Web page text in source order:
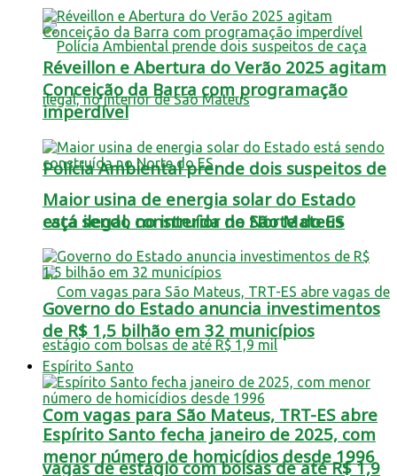
Polícia Ambiental prende dois suspeitos de
caça ilegal, no interior de São Mateus
Com vagas para São Mateus, TRT-ES abre
vagas de estágio com bolsas de até R$ 1,9
Réveillon e Abertura do Verão 2025 agitam
Conceição da Barra com programação
imperdível
Maior usina de energia solar do Estado
está sendo construída no Norte do ES
Governo do Estado anuncia investimentos
de R$ 1,5 bilhão em 32 municípios
Espírito Santo
Espírito Santo fecha janeiro de 2025, com
menor número de homicídios desde 1996